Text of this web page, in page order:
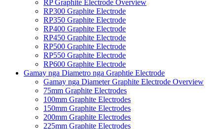
RP Graphite Electrode Overview
RP300 Graphite Electrode
RP350 Graphite Electrode
RP400 Graphite Electrode
RP450 Graphite Electrode
RP500 Graphite Electrode
RP550 Graphite Electrode
RP600 Graphite Electrode
Gamay nga Diametro nga Graphtie Electrode
Gamay nga Diameter Graphite Electrode Overview
75mm Graphite Electrodes
100mm Graphite Electrodes
150mm Graphite Electrodes
200mm Graphite Electrodes
225mm Graphite Electrodes